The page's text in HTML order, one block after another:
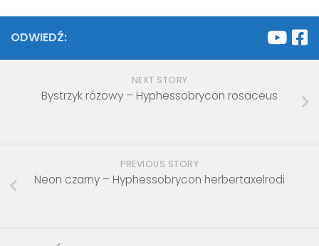
ODWIEDŹ:
NEXT STORY
Bystrzyk różowy – Hyphessobrycon rosaceus
PREVIOUS STORY
Neon czarny – Hyphessobrycon herbertaxelrodi